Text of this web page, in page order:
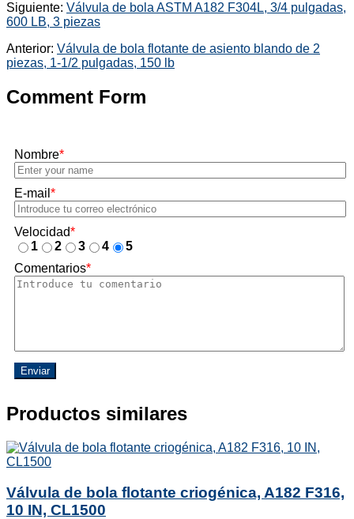
Siguiente: Válvula de bola ASTM A182 F304L, 3/4 pulgadas,
600 LB, 3 piezas
Anterior: Válvula de bola flotante de asiento blando de 2
piezas, 1-1/2 pulgadas, 150 lb
Comment Form
Nombre*
E-mail *
Velocidad*
1
2 3 4
5
Comentarios*
Enviar
Productos similares
Válvula de bola flotante criogénica, A182 F316,
10 IN, CL1500